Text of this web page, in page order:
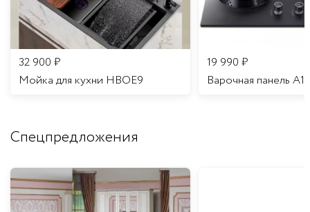
32 900 ₽
Мойка для кухни HBOE9
19 990 ₽
Варочная панель A16
Спецпредложения